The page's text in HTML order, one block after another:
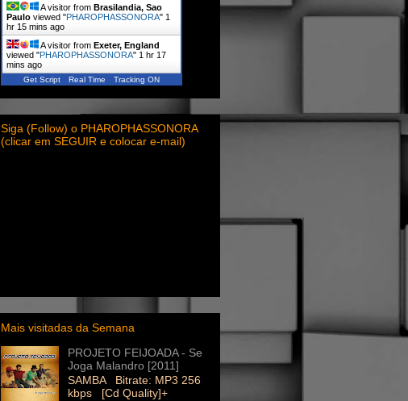
A visitor from Brasilandia, Sao
Paulo viewed "PHAROPHASSONORA" 1
hr 15 mins ago
A visitor from Exeter, England
viewed "PHAROPHASSONORA" 1 hr 17
mins ago
Get Script Real Time Tracking ON
Siga (Follow) o PHAROPHASSONORA
(clicar em SEGUIR e colocar e-mail)
Mais visitadas da Semana
PROJETO FEIJOADA - Se
Joga Malandro [2011]
SAMBA Bitrate: MP3 256
kbps [Cd Quality]+